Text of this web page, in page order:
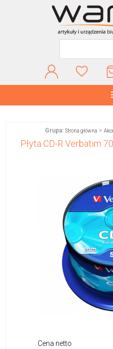
Grupa: Strona główna >
Płyta CD-R Verbatim
Cena netto